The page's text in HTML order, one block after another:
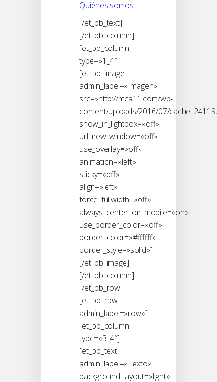
Quiénes somos
[/et_pb_text]
[/et_pb_column]
[et_pb_column
type=»1_4″]
[et_pb_image
admin_label=»Imagen»
src=»http://mca11.com/wp-
content/uploads/2016/07/
show_in_lightbox=»off»
url_new_window=»off»
use_overlay=»off»
animation=»left»
sticky=»off»
align=»left»
force_fullwidth=»off»
always_center_on_mobile=»on»
use_border_color=»off»
border_color=»#ffffff»
border_style=»solid»]
[/et_pb_image]
[/et_pb_column]
[/et_pb_row]
[et_pb_row
admin_label=»row»]
[et_pb_column
type=»3_4″]
[et_pb_text
admin_label=»Texto»
background_layout=»light»